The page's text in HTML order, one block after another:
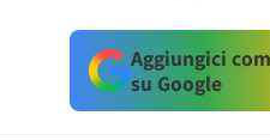
Aggiungici
su Google